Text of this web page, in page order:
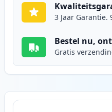
3 Jaar Garantie.
Bestel nu,
Gratis